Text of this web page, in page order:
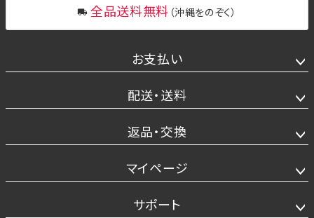
全品送料無料 （沖縄をのぞく）
お支払い
配送・送料
返品・交換
マイページ
サポート